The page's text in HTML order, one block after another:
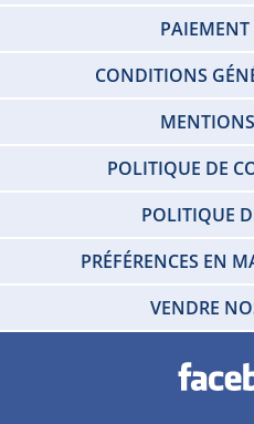
PAIEMENT
CONDITIONS
POLITIQUE DE
POLITIQUE
PRÉFÉRENCES EN
VENDRE